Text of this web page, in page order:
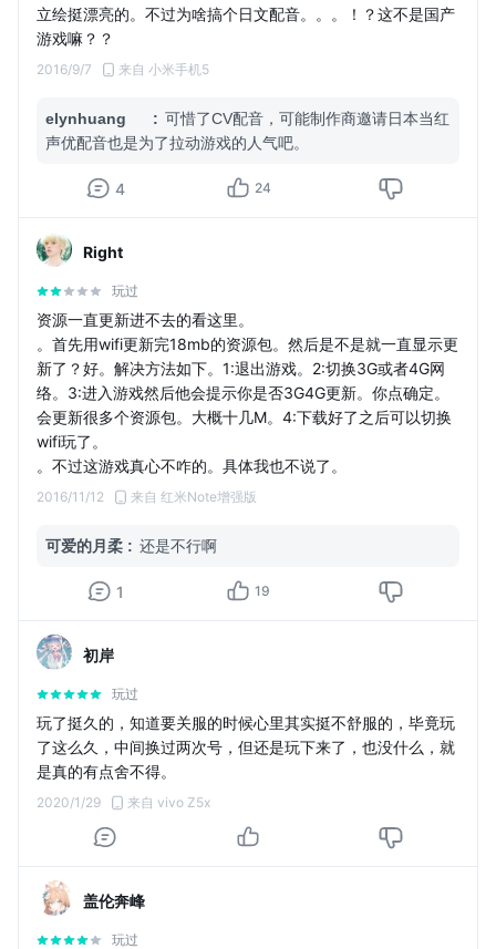
立绘挺漂亮的。不过为啥搞个日文配音。。。！？这不是国产
游戏嘛？？
2016/9/7 来自 小米手机5
elynhuang : 可惜了CV配音，可能制作商邀请日本当红
声优配音也是为了拉动游戏的人气吧。
4 24
Right
玩过
资源一直更新进不去的看这里。
。首先用wifi更新完18mb的资源包。然后是不是就一直显示更
新了？好。解决方法如下。1:退出游戏。2:切换3G或者4G网
络。3:进入游戏然后他会提示你是否3G4G更新。你点确定。
会更新很多个资源包。大概十几M。4:下载好了之后可以切换
wifi玩了。
。不过这游戏真心不咋的。具体我也不说了。
2016/11/12 来自 红米Note增强版
可爱的月柔 : 还是不行啊
1 19
初岸
玩过
玩了挺久的，知道要关服的时候心里其实挺不舒服的，毕竟玩
了这么久，中间换过两次号，但还是玩下来了，也没什么，就
是真的有点舍不得。
2020/1/29 来自 vivo Z5x
盖伦奔峰
玩过